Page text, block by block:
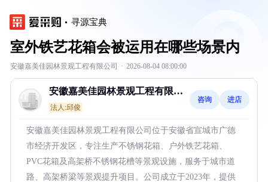
寻源宝典
室外铁艺花箱会被运用在哪些场景内
安徽嘉美佳园林景观工程有限公司 · 2026-08-04 08:00:00
安徽嘉美佳园林景观工程有限公
司
法人:邱俊
咨询 进店
安徽嘉美佳园林景观工程有限公司位于安徽省宣城市广德
市经济开发区，专注生产不锈钢花箱、户外铁艺花箱、
PVC花箱及高架桥不锈钢花槽等景观设施，服务于城市道
路、高架桥梁等景观提升项目。公司成立于2023年，提供